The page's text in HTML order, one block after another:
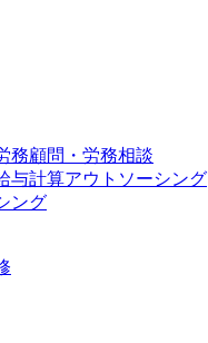
務顧問・労務相談
与計算アウトソーシング
ング